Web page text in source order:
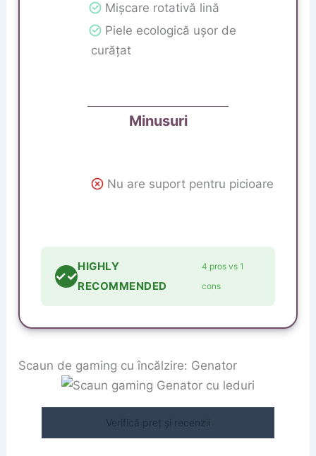
Mișcare rotativă lină
Piele ecologică ușor de
curățat
Minusuri
Nu are suport pentru picioare
✓✓
HIGHLY
RECOMMENDED
4 pros vs 1
cons
Scaun de gaming cu încălzire: Genator
Verifică preț și recenzii